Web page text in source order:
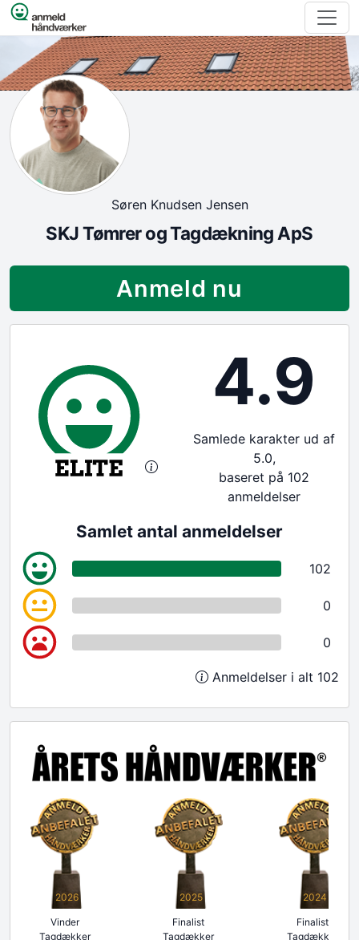
Spring til indhold
Søren Knudsen Jensen
SKJ Tømrer og Tagdækning ApS
Anmeld nu
4.9
Samlede karakter ud af
5.0,
baseret på 102
anmeldelser
Samlet antal anmeldelser
102
0
0
Anmeldelser i alt 102
2026
Vinder
Tagdækker
2025
Finalist
Tagdækker
2024
Finalist
Tagdækker